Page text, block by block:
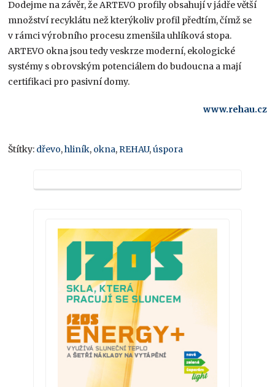
Dodejme na závěr, že ARTEVO profily obsahují v jádře větší
množství recyklátu než kterýkoliv profil předtím, čímž se
v rámci výrobního procesu zmenšila uhlíková stopa.
ARTEVO okna jsou tedy veskrze moderní, ekologické
systémy s obrovským potenciálem do budoucna a mají
certifikaci pro pasivní domy.
www.rehau.cz
Štítky: dřevo,hliník, okna,REHAU,úspora